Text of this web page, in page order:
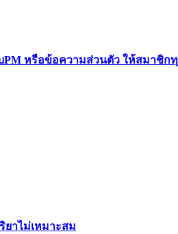
PM หรือข้อความส่วนตัว ให้สมาชิก
ยาไม่เหมาะสม